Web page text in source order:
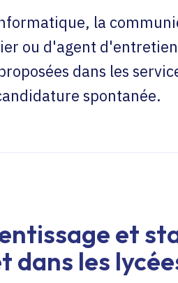
la
ou d'agent
dans les
spontanée.
et
dans les